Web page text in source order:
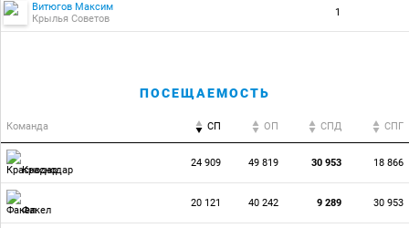
Витюгов Максим
Крылья Советов
1
ПОСЕЩАЕМОСТЬ
Команда СП ОП CПД CПГ
Краснодар
24 909 49 819 30 953 18 866
Факел
20 121 40 242 9 289 30 953